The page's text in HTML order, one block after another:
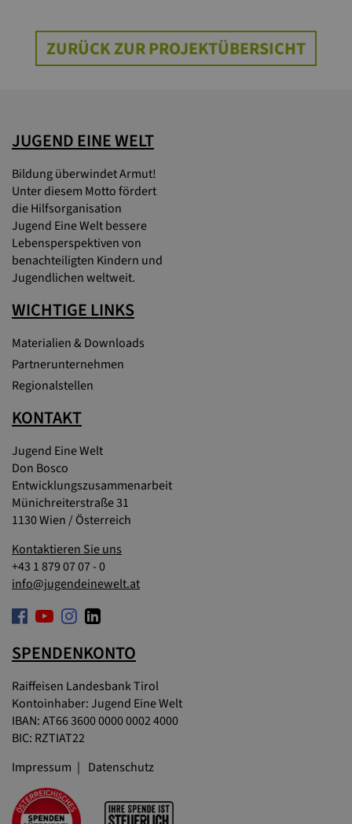
ZURÜCK ZUR PROJEKTÜBERSICHT
JUGEND EINE WELT
Bildung überwindet Armut!
Unter diesem Motto fördert
die Hilfsorganisation
Jugend Eine Welt bessere
Lebensperspektiven von
benachteiligten Kindern und
Jugendlichen weltweit.
WICHTIGE LINKS
Materialien & Downloads
Partnerunternehmen
Regionalstellen
KONTAKT
Jugend Eine Welt
Don Bosco
Entwicklungszusammenarbeit
Münichreiterstraße 31
1130 Wien / Österreich
Kontaktieren Sie uns
+43 1 879 07 07 - 0
info@jugendeinewelt.at
SPENDENKONTO
Raiffeisen Landesbank Tirol
Kontoinhaber: Jugend Eine Welt
IBAN: AT66 3600 0000 0002 4000
BIC: RZTIAT22
Impressum
Datenschutz